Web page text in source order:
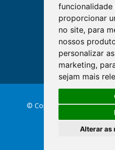
proporcionar
no site, para
nossos
personalizar
marketing,
sejam mais
Alterar as
© Copyright 2026